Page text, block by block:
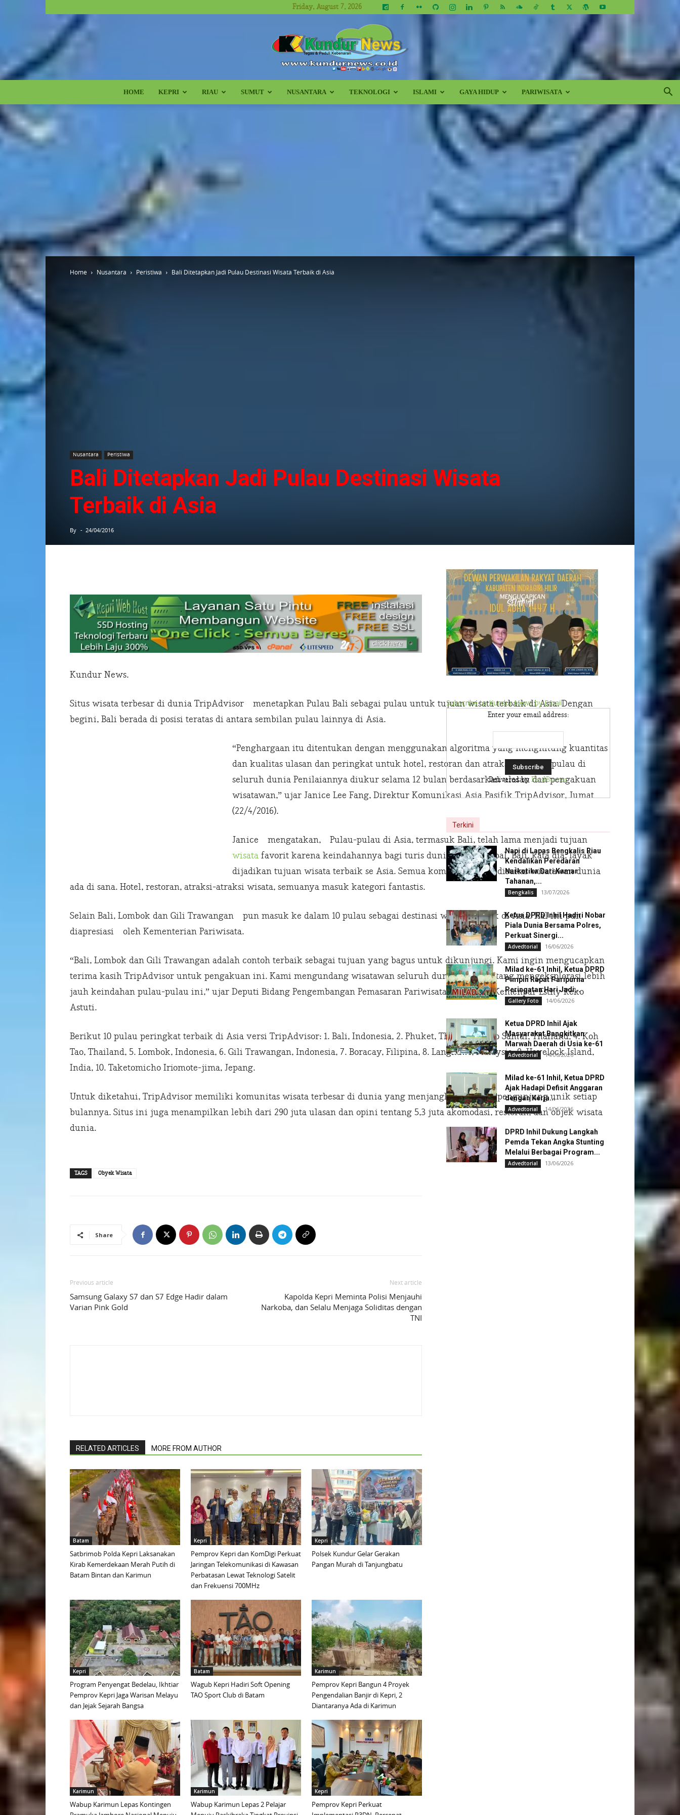
Friday, August 7, 2026
Kundur
HOME KEPRI RIAU SUMUT NUSANTARA TEKNOLOGI ISLAMI GAYA HIDUP PARIWISATA
Home Nusantara Peristiwa Bali Ditetapkan Jadi Pulau Destinasi Wisata Terbaik di Asia
Nusantara Peristiwa
Bali Ditetapkan Jadi Pulau Destinasi Wisata
Terbaik di Asia
By - 24/04/2016
Kundur News.
Situs wisata terbesar di dunia TripAdvisor menetapkan Pulau Bali sebagai pulau untuk tujuan wisata terbaik di Asia. Dengan
begini, Bali berada di posisi teratas di antara sembilan pulau lainnya di Asia.
“Penghargaan itu ditentukan dengan menggunakan algoritma yang menghitung kuantitas
dan kualitas ulasan dan peringkat untuk hotel, restoran dan atraksi di pulau-pulau di
seluruh dunia Penilaiannya diukur selama 12 bulan berdasarkan ulasan dan pengakuan
wisatawan,” ujar Janice Lee Fang, Direktur Komunikasi Asia Pasifik TripAdvisor, Jumat
(22/4/2016).
Janice mengatakan, Pulau-pulau di Asia, termasuk Bali, telah lama menjadi tujuan
wisata favorit karena keindahannya bagi turis dunia secara global. Bali, kata dia, layak
dijadikan tujuan wisata terbaik se Asia. Semua komponen yang disukai wisatawan dunia
ada di sana. Hotel, restoran, atraksi-atraksi wisata, semuanya masuk kategori fantastis.
Selain Bali, Lombok dan Gili Trawangan pun masuk ke dalam 10 pulau sebagai destinasi wisata terbaik di Asia. Hal ini pun
diapresiasi oleh Kementerian Pariwisata.
“Bali, Lombok dan Gili Trawangan adalah contoh terbaik sebagai tujuan yang bagus untuk dikunjungi. Kami ingin mengucapkan
terima kasih TripAdvisor untuk pengakuan ini. Kami mengundang wisatawan seluruh dunia untuk datang mengeksplorasi lebih
jauh keindahan pulau-pulau ini,” ujar Deputi Bidang Pengembangan Pemasaran Pariwisata Nusantara Kemenpar Esthy Reko
Astuti.
Berikut 10 pulau peringkat terbaik di Asia versi TripAdvisor: 1. Bali, Indonesia, 2. Phuket, Thailand, 3. Ko Samui, Thailand, 4. Koh
Tao, Thailand, 5. Lombok, Indonesia, 6. Gili Trawangan, Indonesia, 7. Boracay, Filipina, 8. Langkawi, Malaysia, 9. Havelock Island,
India, 10. Taketomicho Iriomote-jima, Jepang.
Untuk diketahui, TripAdvisor memiliki komunitas wisata terbesar di dunia yang menjangkau 350 juta pengunjung unik setiap
bulannya. Situs ini juga menampilkan lebih dari 290 juta ulasan dan opini tentang 5,3 juta akomodasi, restoran, dan objek wisata
dunia.
TAGS Obyek Wisata
Share
Previous article
Samsung Galaxy S7 dan S7 Edge Hadir dalam
Varian Pink Gold
Next article
Kapolda Kepri Meminta Polisi Menjauhi
Narkoba, dan Selalu Menjaga Soliditas dengan
TNI
RELATED ARTICLES MORE FROM AUTHOR
Batam
Satbrimob Polda Kepri Laksanakan
Kirab Kemerdekaan Merah Putih di
Batam Bintan dan Karimun
Kepri
Pemprov Kepri dan KomDigi Perkuat
Jaringan Telekomunikasi di Kawasan
Perbatasan Lewat Teknologi Satelit
dan Frekuensi 700MHz
Kepri
Polsek Kundur Gelar Gerakan
Pangan Murah di Tanjungbatu
Kepri
Program Penyengat Bedelau, Ikhtiar
Pemprov Kepri Jaga Warisan Melayu
dan Jejak Sejarah Bangsa
Batam
Wagub Kepri Hadiri Soft Opening
TAO Sport Club di Batam
Karimun
Pemprov Kepri Bangun 4 Proyek
Pengendalian Banjir di Kepri, 2
Diantaranya Ada di Karimun
Karimun
Wabup Karimun Lepas Kontingen
Karimun
Wabup Karimun Lepas 2 Pelajar
Kepri
Pemprov Kepri Perkuat
Subscribe to Kundur News by Email
Enter your email address:
Delivered by FeedBurner
Terkini
Napi di Lapas Bengkalis Riau
Kendalikan Peredaran
Narkotika Dari Kamar
Tahanan,...
Bengkalis 13/07/2026
Ketua DPRD Inhil Hadiri Nobar
Piala Dunia Bersama Polres,
Perkuat Sinergi...
Advedtorial 16/06/2026
Milad ke-61 Inhil, Ketua DPRD
Pimpin Rapat Paripurna
Peringatan Hari Jadi...
Gallery Foto 14/06/2026
Ketua DPRD Inhil Ajak
Masyarakat Bangkitkan
Marwah Daerah di Usia ke-61
Advedtorial 14/06/2026
Milad ke-61 Inhil, Ketua DPRD
Ajak Hadapi Defisit Anggaran
dengan Kerja...
Advedtorial 14/06/2026
DPRD Inhil Dukung Langkah
Pemda Tekan Angka Stunting
Melalui Berbagai Program...
Advedtorial 13/06/2026